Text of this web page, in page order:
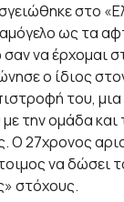
στο
ως τα
να έρχομαι
ο ίδιος
του,
την ομάδα και
Ο 27χρονος
να δώσει
στόχους.